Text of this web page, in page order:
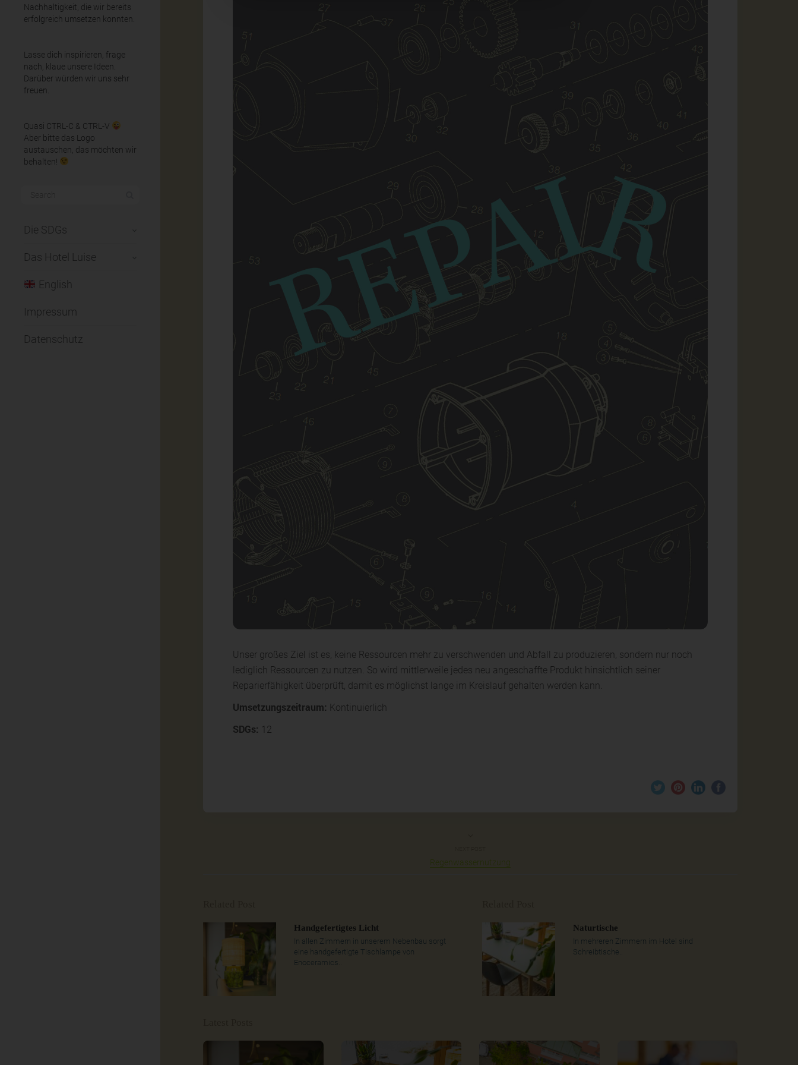
Nachhaltigkeit, die wir bereits
erfolgreich umsetzen konnten.
Lasse dich inspirieren, frage
nach, klaue unsere Ideen.
Darüber würden wir uns sehr
freuen.
Quasi CTRL-C & CTRL-V
Aber bitte das Logo
austauschen, das möchten wir
behalten!
Die SDGs
Das Hotel Luise
English
Impressum
Datenschutz
Unser großes Ziel ist es, keine Ressourcen mehr zu verschwenden und Abfall zu produzieren, sondern nur noch
lediglich Ressourcen zu nutzen. So wird mittlerweile jedes neu angeschaffte Produkt hinsichtlich seiner
Reparierfähigkeit überprüft, damit es möglichst lange im Kreislauf gehalten werden kann.
Umsetzungszeitraum: Kontinuierlich
SDGs: 12
Regenwassernutzung
Handgefertigtes Licht
In allen Zimmern in unserem Nebenbau sorgt
eine handgefertigte Tischlampe von
Enoceramics..
Naturtische
In mehreren Zimmern im Hotel sind
Schreibtische..